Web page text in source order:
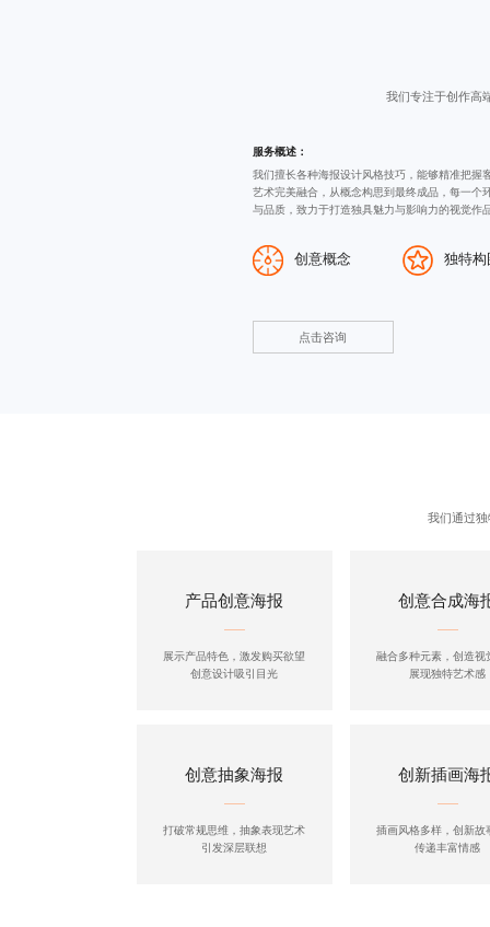
我们专注于创作高
服务概述：
我们擅长各种海报设计风格技巧，能够精准把握
艺术完美融合，从概念构思到最终成品，每一个
与品质，致力于打造独具魅力与影响力的视觉作
创意概念 独特构
点击咨询
我们通过
产品创意海报
展示产品特色，激发购买欲望
创意设计吸引目光
创意合成海
融合多种元素，创造视
展现独特艺术感
创意抽象海报
打破常规思维，抽象表现艺术
引发深层联想
创新插画海
插画风格多样，创新故
传递丰富情感